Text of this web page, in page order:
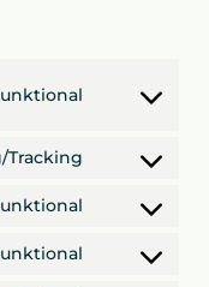
Consent
service
google-
Tracking
Consent
service
adsense
Consent
service
Consent